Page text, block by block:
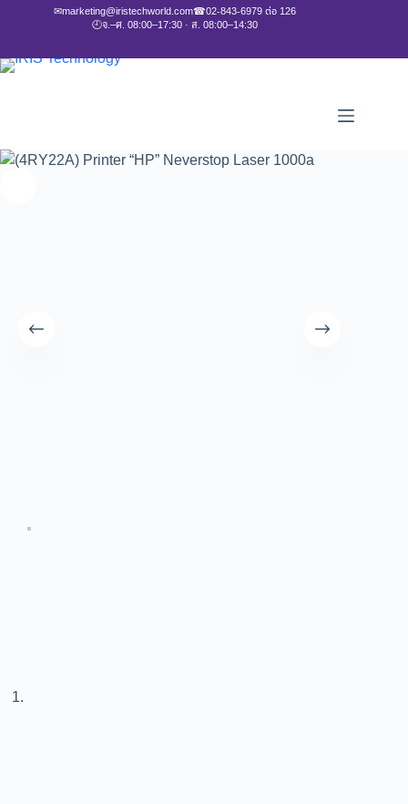
✉marketing@iristechworld.com☎02-843-6979 ต่อ 126
🕘จ.–ศ. 08:00–17:30 · ส. 08:00–14:30